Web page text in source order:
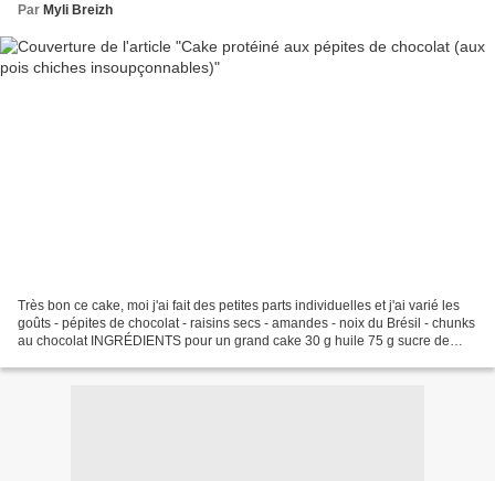
Par Myli Breizh
Très bon ce cake, moi j'ai fait des petites parts individuelles et j'ai varié les
goûts - pépites de chocolat - raisins secs - amandes - noix du Brésil - chunks
au chocolat INGRÉDIENTS pour un grand cake 30 g huile 75 g sucre de